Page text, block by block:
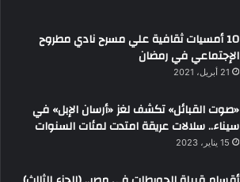
10 أمسيات ثقافية علي مسرح نادي مطروح
الإجتماعي في رمضان
21 أبريل، 2021
«صوت القبائل» تكشف لغز «أرسان الإبل» في
سيناء.. سلالات عريقة امتدت لمئات السنوات
15 يناير، 2023